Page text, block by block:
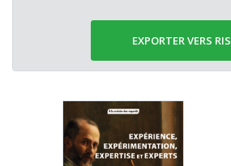
EXPORTER VERS RIS